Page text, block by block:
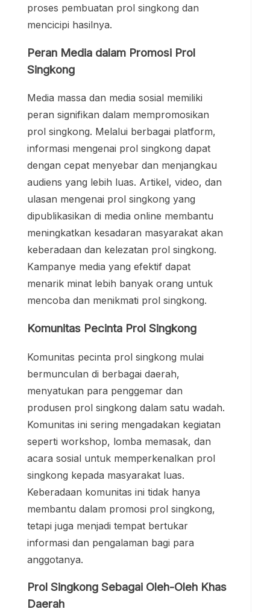
proses pembuatan prol singkong dan
mencicipi hasilnya.
Peran Media dalam Promosi Prol
Singkong
Media massa dan media sosial memiliki
peran signifikan dalam mempromosikan
prol singkong. Melalui berbagai platform,
informasi mengenai prol singkong dapat
dengan cepat menyebar dan menjangkau
audiens yang lebih luas. Artikel, video, dan
ulasan mengenai prol singkong yang
dipublikasikan di media online membantu
meningkatkan kesadaran masyarakat akan
keberadaan dan kelezatan prol singkong.
Kampanye media yang efektif dapat
menarik minat lebih banyak orang untuk
mencoba dan menikmati prol singkong.
Komunitas Pecinta Prol Singkong
Komunitas pecinta prol singkong mulai
bermunculan di berbagai daerah,
menyatukan para penggemar dan
produsen prol singkong dalam satu wadah.
Komunitas ini sering mengadakan kegiatan
seperti workshop, lomba memasak, dan
acara sosial untuk memperkenalkan prol
singkong kepada masyarakat luas.
Keberadaan komunitas ini tidak hanya
membantu dalam promosi prol singkong,
tetapi juga menjadi tempat bertukar
informasi dan pengalaman bagi para
anggotanya.
Prol Singkong Sebagai Oleh-Oleh Khas
Daerah